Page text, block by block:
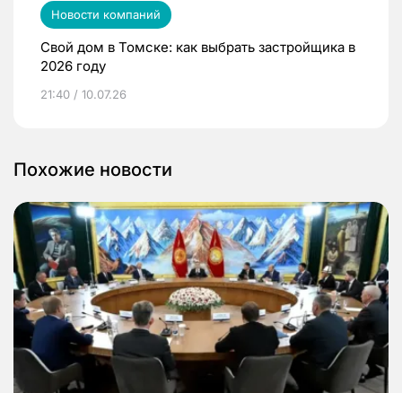
Новости компаний
Свой дом в Томске: как выбрать застройщика в
2026 году
21:40 / 10.07.26
Похожие новости